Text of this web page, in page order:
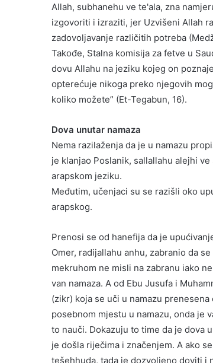
Allah, subhanehu ve te'ala, zna
izgovoriti i izraziti, jer Uzvišeni Allah
zadovoljavanje različitih potreba
Takođe, Stalna komisija za fetve u
dovu Allahu na jeziku kojeg on
opterećuje nikoga preko njegovih
koliko možete” (Et-Tegabun, 16).
Dova unutar namaza
Nema razilaženja da je u namazu
je klanjao Poslanik, sallallahu alejhi
arapskom jeziku.
Međutim, učenjaci su se razišli oko
arapskog.
Prenosi se od hanefija da je
Omer, radijallahu anhu, zabranio da
mekruhom ne misli na zabranu iako
van namaza. A od Ebu Jusufa i
(zikr) koja se uči u namazu
posebnom mjestu u namazu, onda je
to nauči. Dokazuju to time da je dova
je došla riječima i značenjem. A ako
tešehhuda, tada je dozvoljeno doviti i